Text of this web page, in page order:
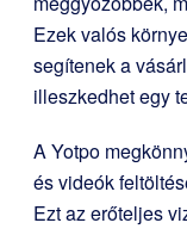
Ezek valós
segítenek a
illeszkedhet egy
A Yotpo
és videók
Ezt az erőteljes